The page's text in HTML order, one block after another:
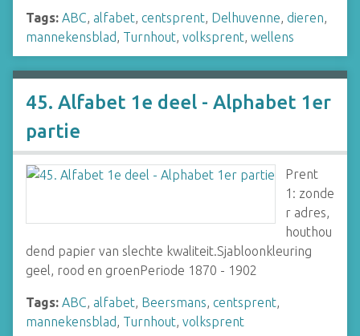
Tags: ABC, alfabet, centsprent, Delhuvenne, dieren,
mannekensblad, Turnhout, volksprent, wellens
45. Alfabet 1e deel - Alphabet 1er
partie
Prent
1: zonde
r adres,
houthou
dend papier van slechte kwaliteit.Sjabloonkleuring
geel, rood en groenPeriode 1870 - 1902
Tags: ABC, alfabet, Beersmans, centsprent,
mannekensblad, Turnhout, volksprent